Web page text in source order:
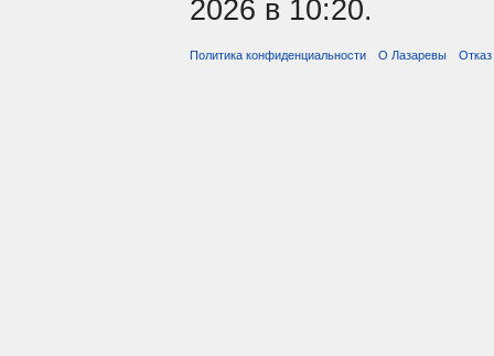
2026 в 10:20.
Политика конфиденциальности О Лазаревы Отказ